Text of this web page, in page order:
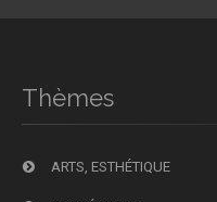
Thèmes
ARTS, ESTHÉTIQUE